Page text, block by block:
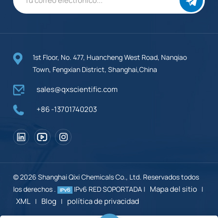
1st Floor, No. 477, Huancheng West Road, Nanqiao
Town, Fengxian District, Shanghai,China
sales@qxscientific.com
+86 -13701740203
© 2026 Shanghai Qixi Chemicals Co., Ltd. Reservados todos
los derechos .
IPv6 RED SOPORTADA | Mapa del sitio |
XML | Blog | política de privacidad